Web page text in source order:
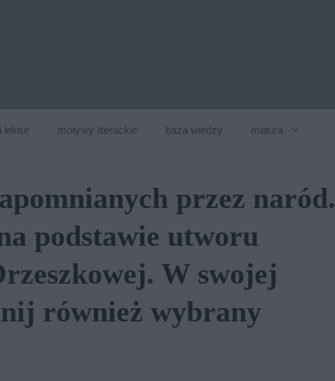
lektur motywy literackie baza wiedzy matura
przez naród.
podstawie utworu
W swojej
również wybrany